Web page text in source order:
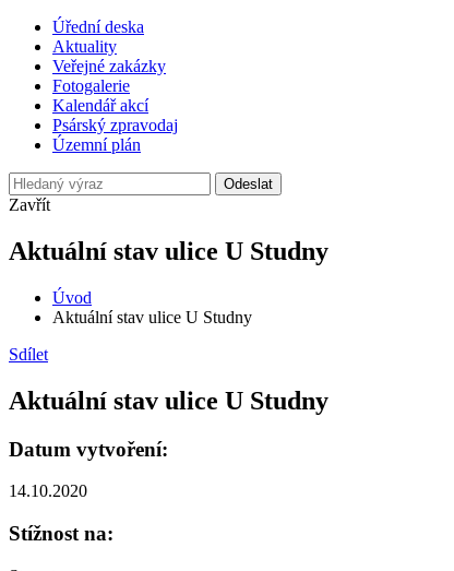
Úřední deska
Aktuality
Veřejné zakázky
Fotogalerie
Kalendář akcí
Psárský zpravodaj
Územní plán
Odeslat
Zavřít
Aktuální stav ulice U Studny
Úvod
Aktuální stav ulice U Studny
Sdílet
Aktuální stav ulice U Studny
Datum vytvoření:
14.10.2020
Stížnost na: